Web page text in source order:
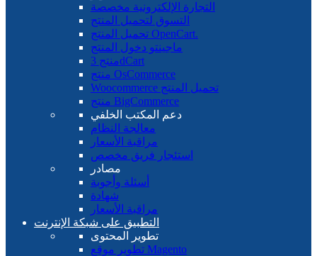
التجارة الإلكترونية مخصصة
التسوق لتحميل المنتج
تحميل المنتج OpenCart.
ماجينتو دخول المنتج
منتج 3dCart
منتج OsCommerce
Woocommerce تحميل المنتج
منتج BigCommerce
دعم المكتب الخلفي
معالجة النظام
مراقبة الأسعار
استئجار فريق مخصص
مصادر
أسئلة وأجوبة
شهادة
مراقبة الأسعار
التطبيق على شبكة الإنترنت
تطوير المحتوى
تطوير موقع Magento